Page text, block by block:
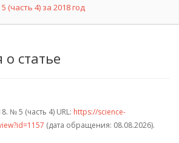
4) за 2018 год
статье
№ 5 (часть 4) URL: https://science-
(дата обращения: 08.08.2026).